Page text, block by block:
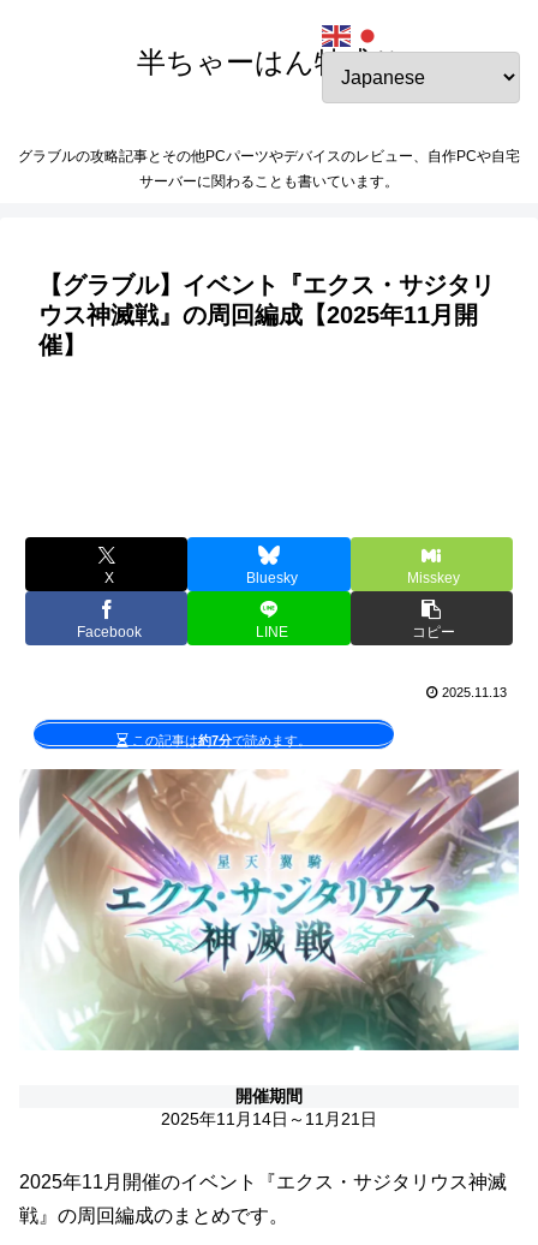
半ちゃーはん特盛り
グラブルの攻略記事とその他PCパーツやデバイスのレビュー、自作PCや自宅
サーバーに関わることも書いています。
【グラブル】イベント『エクス・サジタリ
ウス神滅戦』の周回編成【2025年11月開
催】
X Bluesky Misskey
Facebook LINE コピー
2025.11.13
この記事は約7分で読めます。
開催期間
2025年11月14日～11月21日
2025年11月開催のイベント『エクス・サジタリウス神滅
戦』の周回編成のまとめです。